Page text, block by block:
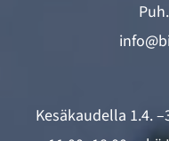
Puh.
Kesäkaudella 1.4.